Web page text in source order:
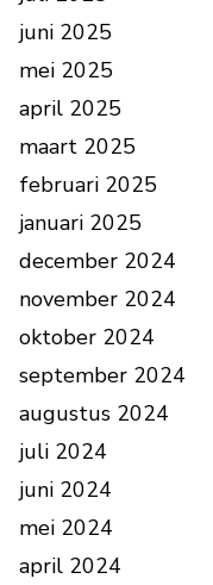
juni 2025
mei 2025
april 2025
maart 2025
februari 2025
januari 2025
december 2024
november 2024
oktober 2024
september 2024
augustus 2024
juli 2024
juni 2024
mei 2024
april 2024